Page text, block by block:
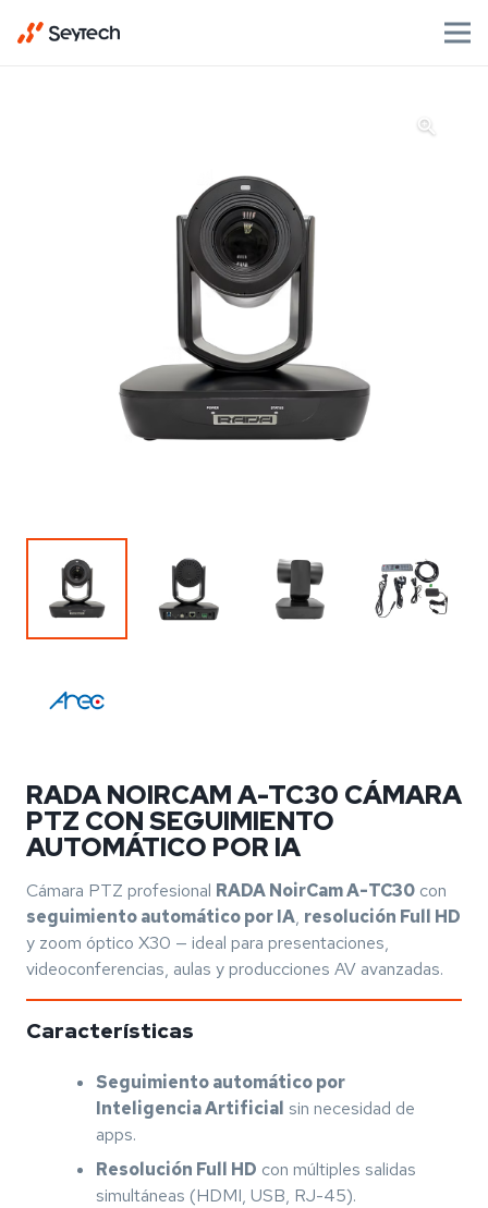
RADA NOIRCAM A-TC30 CÁMARA
PTZ CON SEGUIMIENTO
AUTOMÁTICO POR IA
Cámara PTZ profesional RADA NoirCam A-TC30 con
seguimiento automático por IA, resolución Full HD
y zoom óptico X30 — ideal para presentaciones,
videoconferencias, aulas y producciones AV avanzadas.
Características
Seguimiento automático por
Inteligencia Artificial sin necesidad de
apps.
Resolución Full HD con múltiples salidas
simultáneas (HDMI, USB, RJ-45).